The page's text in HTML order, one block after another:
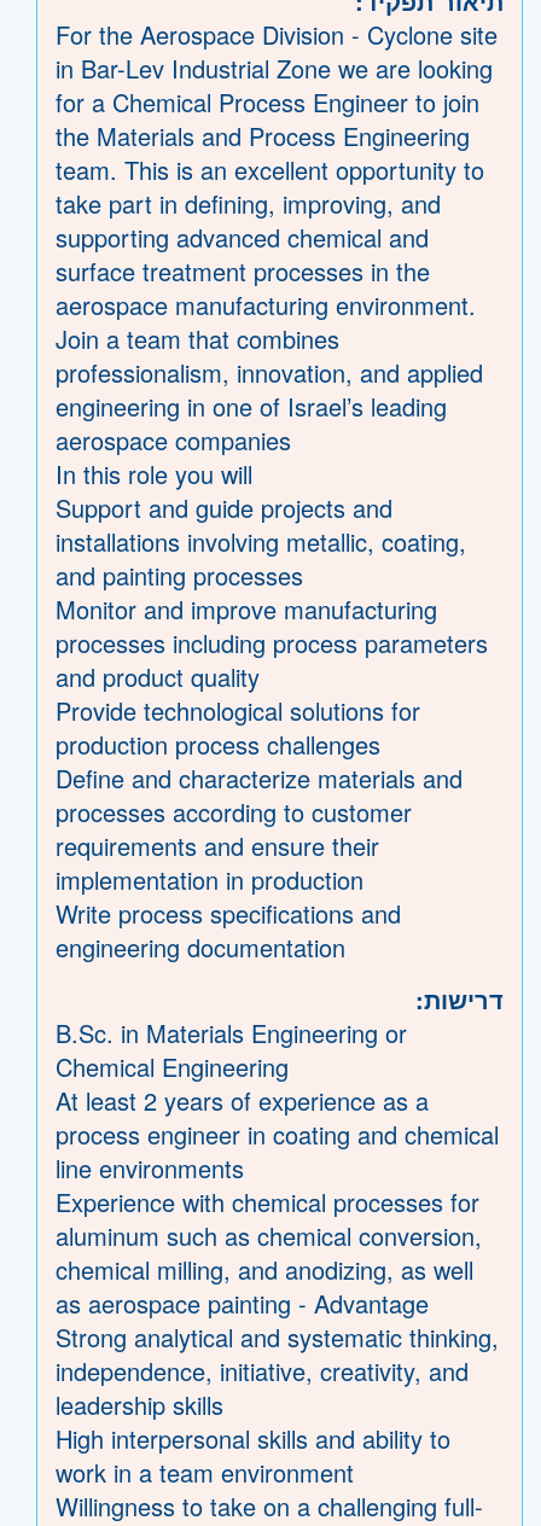
For the Aerospace Division - Cyclone site
in Bar-Lev Industrial Zone we are looking
for a Chemical Process Engineer to join
the Materials and Process Engineering
team. This is an excellent opportunity to
take part in defining, improving, and
supporting advanced chemical and
surface treatment processes in the
aerospace manufacturing environment.
Join a team that combines
professionalism, innovation, and applied
engineering in one of Israel’s leading
aerospace companies
In this role you will
Support and guide projects and
installations involving metallic, coating,
and painting processes
Monitor and improve manufacturing
processes including process parameters
and product quality
Provide technological solutions for
production process challenges
Define and characterize materials and
processes according to customer
requirements and ensure their
implementation in production
Write process specifications and
engineering documentation
דרישות:
B.Sc. in Materials Engineering or
Chemical Engineering
At least 2 years of experience as a
process engineer in coating and chemical
line environments
Experience with chemical processes for
aluminum such as chemical conversion,
chemical milling, and anodizing, as well
as aerospace painting - Advantage
Strong analytical and systematic thinking,
independence, initiative, creativity, and
leadership skills
High interpersonal skills and ability to
work in a team environment
Willingness to take on a challenging full-